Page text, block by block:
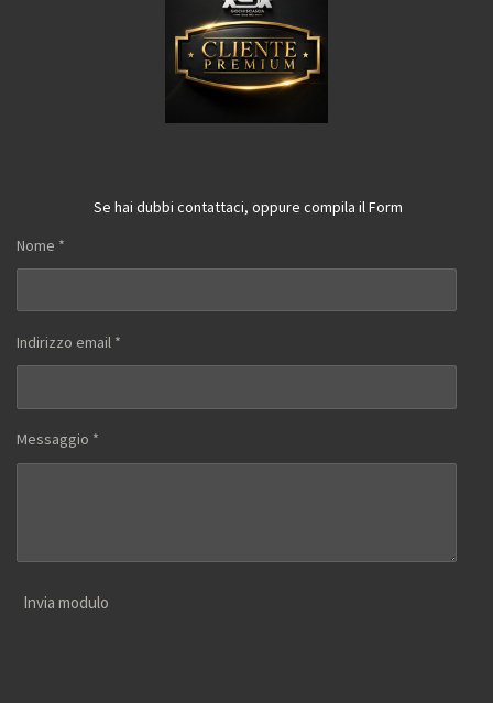
Se hai dubbi contattaci, oppure compila il Form
Nome *
Indirizzo email *
Messaggio *
Invia modulo